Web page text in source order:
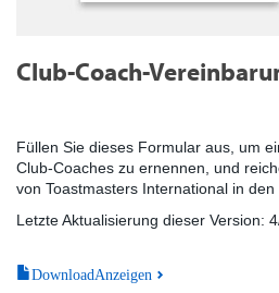
Club-Coach-
Füllen Sie dieses Formular aus, um
Club-Coaches zu ernennen, und
von Toastmasters International in den
Letzte Aktualisierung dieser Version:
DownloadAnzeigen